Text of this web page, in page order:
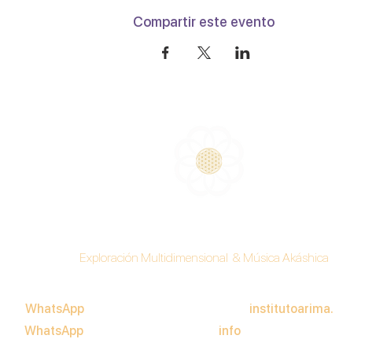
Compartir este evento
Exploración Multidimensional & Música Akáshica
WhatsApp
WhatsApp
institutoarima.
info